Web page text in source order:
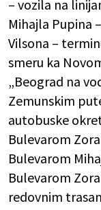
– vozila na
Mihajla Pupina
Vilsona –
smeru ka
„Beograd na
Zemunskim
autobuske
Bulevarom
Bulevarom
Bulevarom
redovnim